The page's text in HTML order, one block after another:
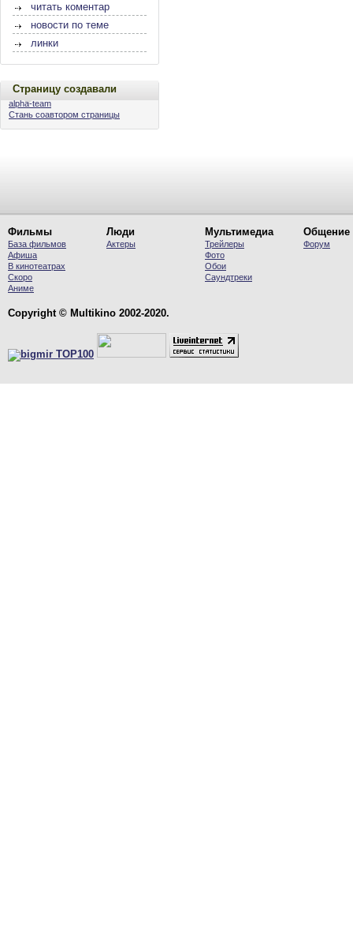
читать коментар
новости по теме
линки
Страницу создавали
alpha-team
Стань соавтором страницы
Фильмы
База фильмов
Афиша
В кинотеатрах
Скоро
Аниме
Люди
Актеры
Мультимедиа
Трейлеры
Фото
Обои
Саундтреки
Общение
Форум
Copyright © Multikino 2002-2020.